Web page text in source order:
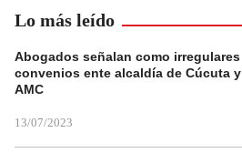
Lo más leído
Abogados señalan como irregulares
convenios ente alcaldía de Cúcuta y
AMC
13/07/2023